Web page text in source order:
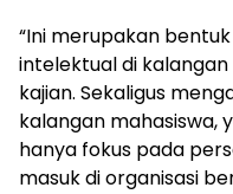
“Ini merupakan
intelektual di kalangan
kajian. Sekaligus
kalangan mahasiswa,
hanya fokus pada
masuk di organisasi